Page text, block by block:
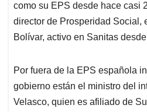
como su EPS desde hace casi
director de Prosperidad Social,
Bolívar, activo en Sanitas
Por fuera de la EPS española
gobierno están el ministro del
Velasco, quien es afiliado de